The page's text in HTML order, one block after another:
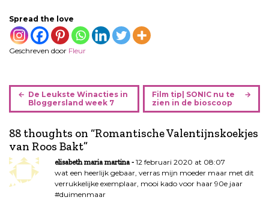
Spread the love
Geschreven door Fleur
B
r
i
c
h
t
n
De Leukste Winacties in
Bloggersland week 7
Film tip| SONIC nu te
zien in de bioscoop
88 thoughts on “Romantische Valentijnskoekjes
van Roos Bakt”
elisabeth maria martina
12 februari 2020 at 08:07
wat een heerlijk gebaar, verras mijn moeder maar met dit
verrukkelijke exemplaar, mooi kado voor haar 90e jaar
#duimenmaar